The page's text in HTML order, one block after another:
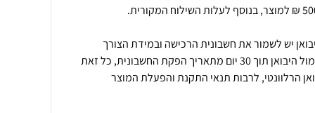
יש לשמור את חשבונית הרכישה ובמידת הצורך
להירשם להפעלת האחריות אל מול היבואן תוך 30 יום מתאריך הפקת החשבונית, כל זאת
הרלוונטי, לרבות תנאי התקנת והפעלת המוצר